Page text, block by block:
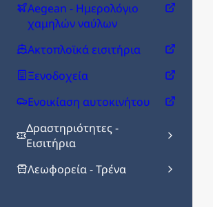
Aegean - Ημερολόγιο
χαμηλών ναύλων
Ακτοπλοϊκά εισιτήρια
Ξενοδοχεία
Ενοικίαση αυτοκινήτου
Δραστηριότητες -
Εισιτήρια
Λεωφορεία - Τρένα